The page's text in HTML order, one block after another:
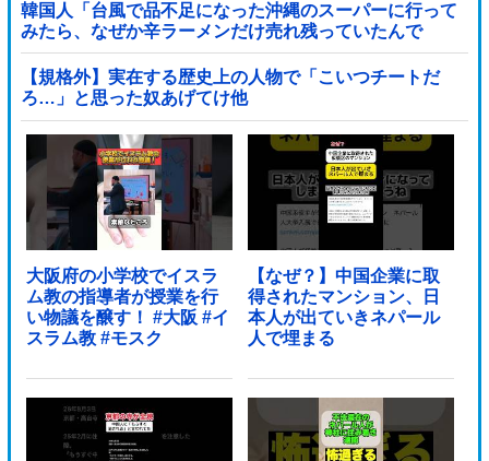
韓国人「台風で品不足になった沖縄のスーパーに行って
みたら、なぜか辛ラーメンだけ売れ残っていたんで
す…」
【規格外】実在する歴史上の人物で「こいつチートだ
ろ…」と思った奴あげてけ他
大阪府の小学校でイスラ
ム教の指導者が授業を行
い物議を醸す！ #大阪 #イ
スラム教 #モスク
【なぜ？】中国企業に取
得されたマンション、日
本人が出ていきネパール
人で埋まる